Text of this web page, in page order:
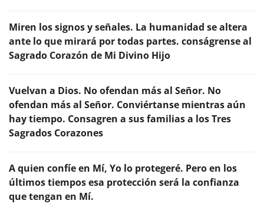
Miren los signos y señales. La humanidad se altera
ante lo que mirará por todas partes. conságrense al
Sagrado Corazón de Mi Divino Hijo
Vuelvan a Dios. No ofendan más al Señor. No
ofendan más al Señor. Conviértanse mientras aún
hay tiempo. Consagren a sus familias a los Tres
Sagrados Corazones
A quien confíe en Mí, Yo lo protegeré. Pero en los
últimos tiempos esa protección será la confianza
que tengan en Mí.